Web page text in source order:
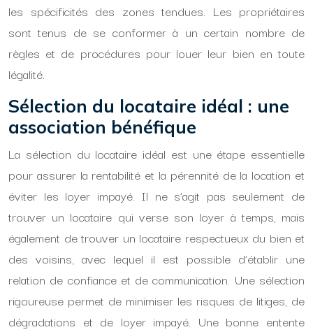
les spécificités des zones tendues. Les propriétaires
sont tenus de se conformer à un certain nombre de
règles et de procédures pour louer leur bien en toute
légalité.
Sélection du locataire idéal : une
association bénéfique
La sélection du locataire idéal est une étape essentielle
pour assurer la rentabilité et la pérennité de la location et
éviter les loyer impayé. Il ne s’agit pas seulement de
trouver un locataire qui verse son loyer à temps, mais
également de trouver un locataire respectueux du bien et
des voisins, avec lequel il est possible d’établir une
relation de confiance et de communication. Une sélection
rigoureuse permet de minimiser les risques de litiges, de
dégradations et de loyer impayé. Une bonne entente